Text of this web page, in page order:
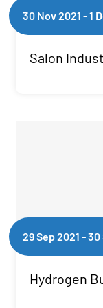
Salon
30 Nov 2021 -1
Hydrogen
29 Sep 2021 -30